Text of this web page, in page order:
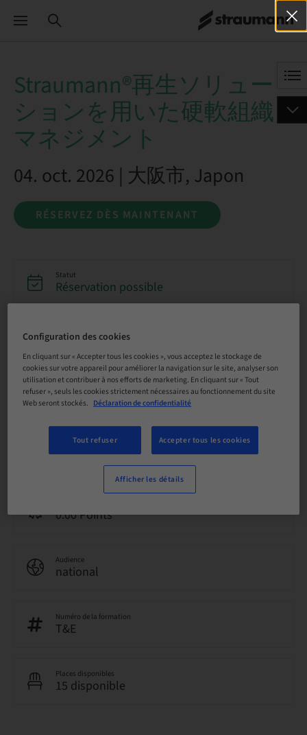
Straumann®再生ソリュー
ションを用いた硬軟組織
マネジメント
04. oct. 2026 | 大阪市, Japon
RÉSERVEZ DÈS MAINTENANT
Statut
Réservation possible
Date limite d’inscription
20. sept. 2026 (UTC+9)
Prix par participant (avec taxes locales en vigueur)
JPY 50000.00
Langue
Japonais
0.00 Points
Audience
national
Numéro de la formation
T&E
Places disponibles
15 disponible
Configuration des cookies
En cliquant sur « Accepter tous les cookies », vous acceptez le stockage de
cookies sur votre appareil pour améliorer la navigation sur le site, analyser son
utilisation et contribuer à nos efforts de marketing. En cliquant sur « Tout
refuser », seuls les cookies strictement nécessaires au fonctionnement du site
Web seront stockés. Déclaration de confidentialité
Tout refuser Accepter tous les cookies
Afficher les détails